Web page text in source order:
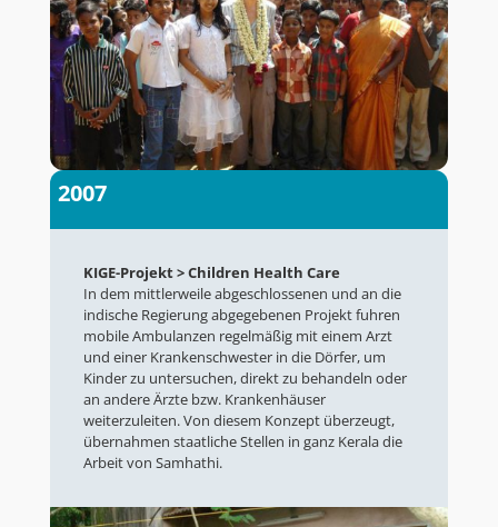
2007
KIGE-Projekt > Children Health Care
In dem mittlerweile abgeschlossenen und an die
indische Regierung abgegebenen Projekt fuhren
mobile Ambulanzen regelmäßig mit einem Arzt
und einer Krankenschwester in die Dörfer, um
Kinder zu untersuchen, direkt zu behandeln oder
an andere Ärzte bzw. Krankenhäuser
weiterzuleiten. Von diesem Konzept überzeugt,
übernahmen staatliche Stellen in ganz Kerala die
Arbeit von Samhathi.